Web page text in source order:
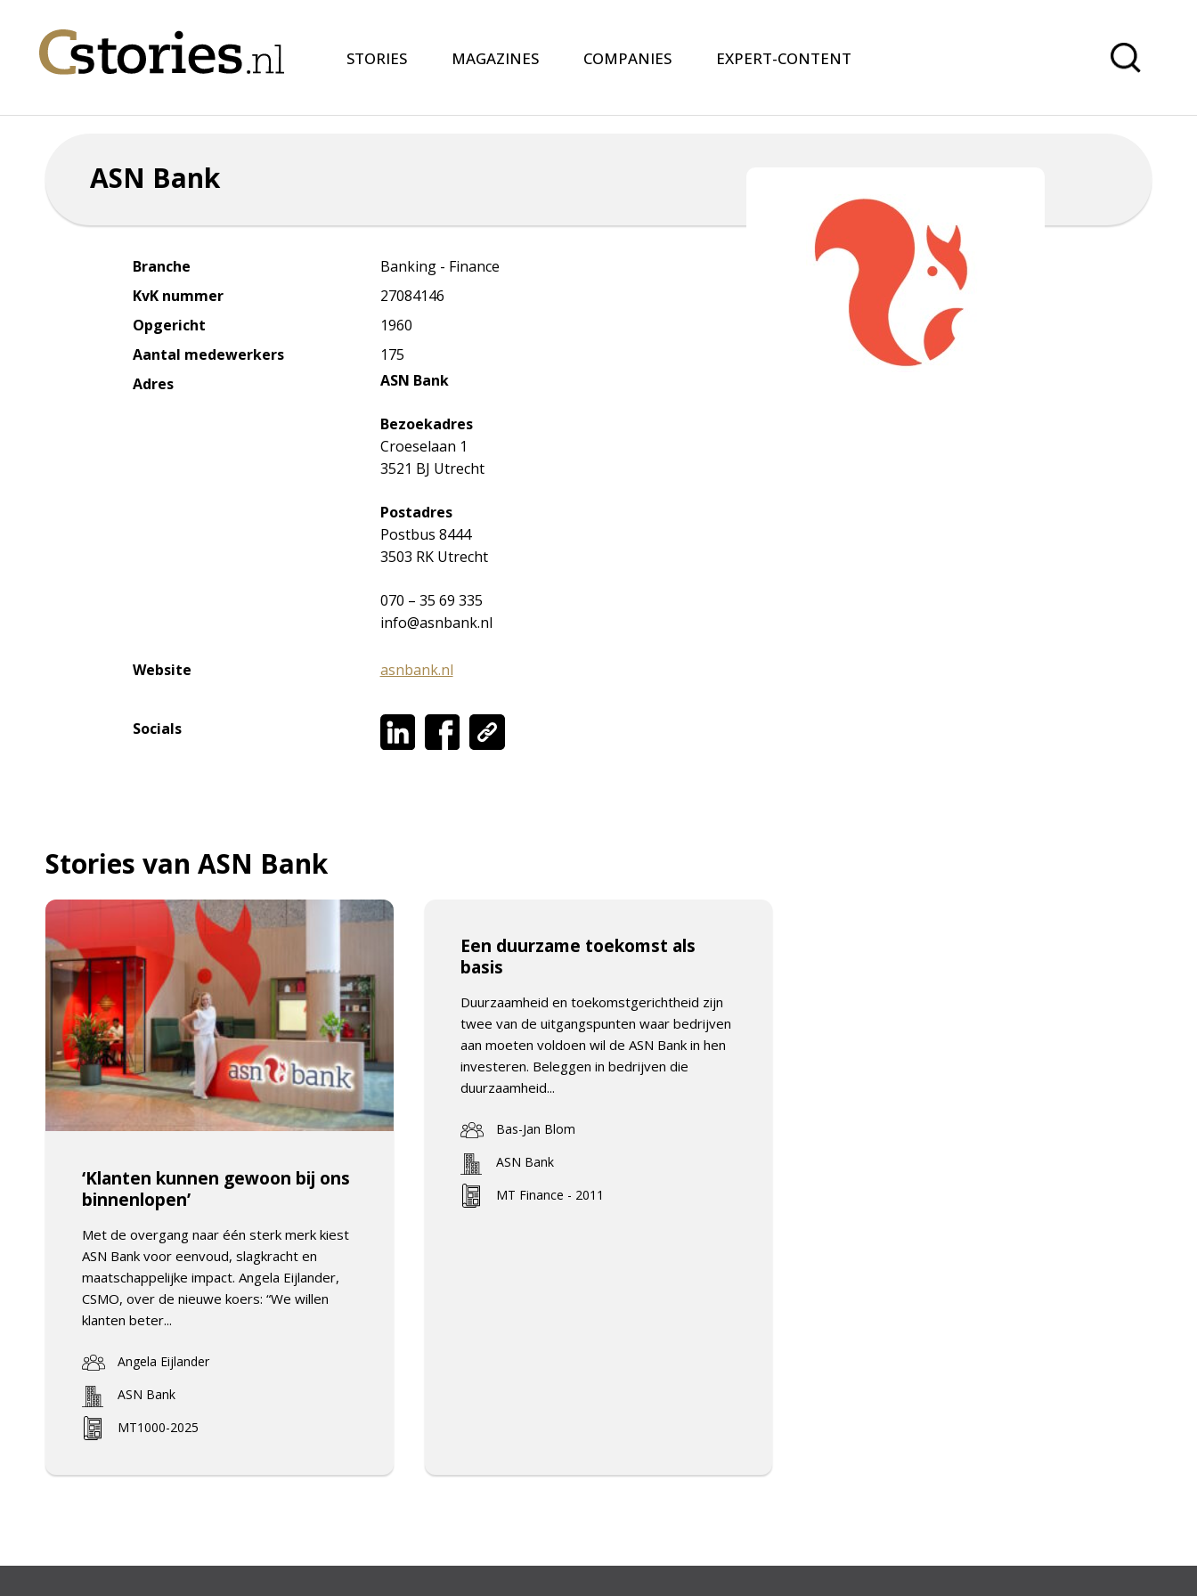
STORIES MAGAZINES COMPANIES EXPERT-CONTENT
ASN Bank
Branche
Banking - Finance
KvK nummer
27084146
Opgericht
1960
Aantal medewerkers
175
Adres
ASN Bank
Bezoekadres
Croeselaan 1
3521 BJ Utrecht
Postadres
Postbus 8444
3503 RK Utrecht
070 – 35 69 335
info@asnbank.nl
Website asnbank.nl
Socials
Stories van ASN Bank
‘Klanten kunnen gewoon bij ons
binnenlopen’
Met de overgang naar één sterk merk kiest
ASN Bank voor eenvoud, slagkracht en
maatschappelijke impact. Angela Eijlander,
CSMO, over de nieuwe koers: “We willen
klanten beter...
Angela Eijlander
ASN Bank
MT1000-2025
Een duurzame toekomst als
basis
Duurzaamheid en toekomstgerichtheid zijn
twee van de uitgangspunten waar bedrijven
aan moeten voldoen wil de ASN Bank in hen
investeren. Beleggen in bedrijven die
duurzaamheid...
Bas-Jan Blom
ASN Bank
MT Finance - 2011